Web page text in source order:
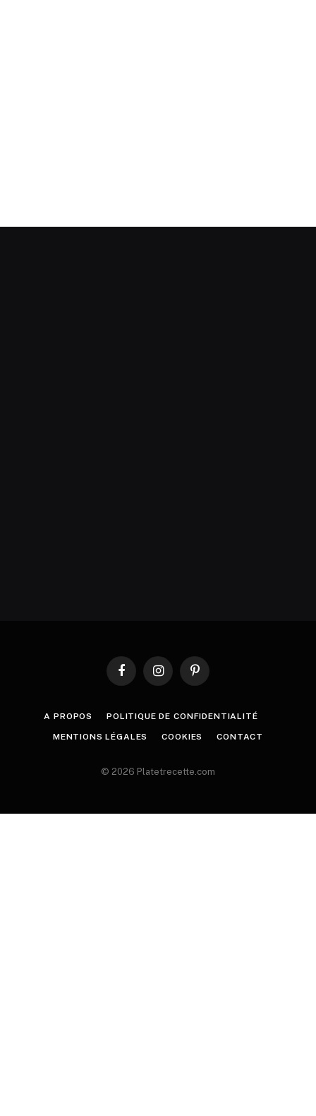
FacebookInstagramPinterest
A PROPOS POLITIQUE DE CONFIDENTIALITÉ
MENTIONS LÉGALES COOKIES CONTACT
© 2026 Platetrecette.com